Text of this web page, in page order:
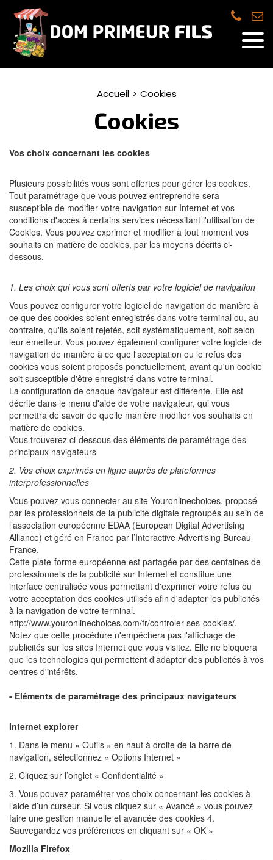
Accueil Cookies
Cookies
Vos choix concernant les cookies
Plusieurs possibilités vous sont offertes pour gérer les cookies.
Tout paramétrage que vous pouvez entreprendre sera
susceptible de modifier votre navigation sur Internet et vos
conditions d'accès à certains services nécessitant l'utilisation de
Cookies. Vous pouvez exprimer et modifier à tout moment vos
souhaits en matière de cookies, par les moyens décrits ci-
dessous.
1. Les choix qui vous sont offerts par votre logiciel de navigation
Vous pouvez configurer votre logiciel de navigation de manière à
ce que des cookies soient enregistrés dans votre terminal ou, au
contraire, qu'ils soient rejetés, soit systématiquement, soit selon
leur émetteur. Vous pouvez également configurer votre logiciel de
navigation de manière à ce que l'acceptation ou le refus des
cookies vous soient proposés ponctuellement, avant qu'un cookie
soit susceptible d'être enregistré dans votre terminal.
La configuration de chaque navigateur est différente. Elle est
décrite dans le menu d'aide de votre navigateur, qui vous
permettra de savoir de quelle manière modifier vos souhaits en
matière de cookies.
Vous trouverez ci-dessous des éléments de paramétrage des
principaux navigateurs
2. Vos choix exprimés en ligne auprès de plateformes
interprofessionnelles
Vous pouvez vous connecter au site Youronlinechoices, proposé
par les professionnels de la publicité digitale regroupés au sein de
l’association européenne EDAA (European Digital Advertising
Alliance) et géré en France par l’Interactive Advertising Bureau
France.
Cette plate-forme européenne est partagée par des centaines de
professionnels de la publicité sur Internet et constitue une
interface centralisée vous permettant d'exprimer votre refus ou
votre acceptation des cookies utilisés afin d'adapter les publicités
à la navigation de votre terminal.
http://www.youronlinechoices.com/fr/controler-ses-cookies/.
Notez que cette procédure n'empêchera pas l'affichage de
publicités sur les sites Internet que vous visitez. Elle ne bloquera
que les technologies qui permettent d'adapter des publicités à vos
centres d'intérêts.
- Eléments de paramétrage des principaux navigateurs
Internet explorer
1. Dans le menu « Outils » en haut à droite de la barre de
navigation, sélectionnez « Options Internet »
2. Cliquez sur l’onglet « Confidentialité »
3. Vous pouvez paramétrer vos choix concernant les cookies à
l’aide d’un curseur. Si vous cliquez sur « Avancé » vous pouvez
faire une gestion manuelle et avancée des cookies 4.
Sauvegardez vos préférences en cliquant sur « OK »
Mozilla Firefox